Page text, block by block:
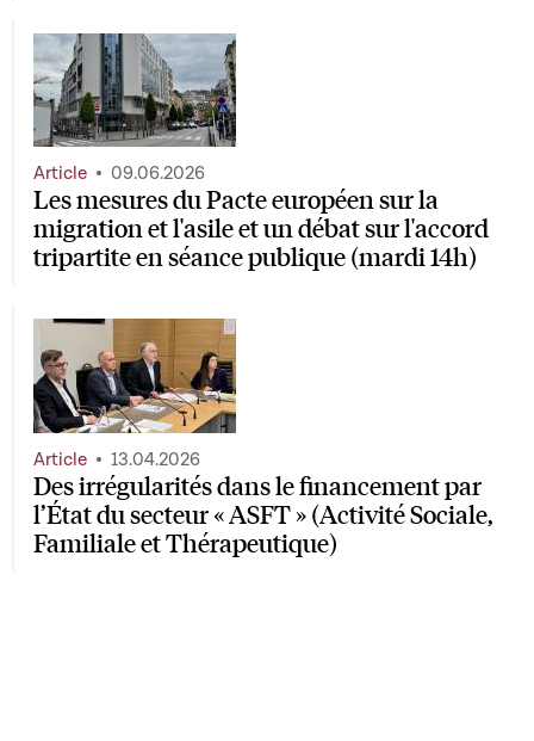
Les mesures du Pacte européen sur la
migration et l'asile et un débat sur l'accord
tripartite en séance publique (mardi 14h)
Article 09.06.2026
Des irrégularités dans le financement par
l’État du secteur « ASFT » (Activité Sociale,
Familiale et Thérapeutique)
Article 13.04.2026